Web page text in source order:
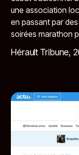
une association
en passant par
soirées marathon
Hérault Tribune,